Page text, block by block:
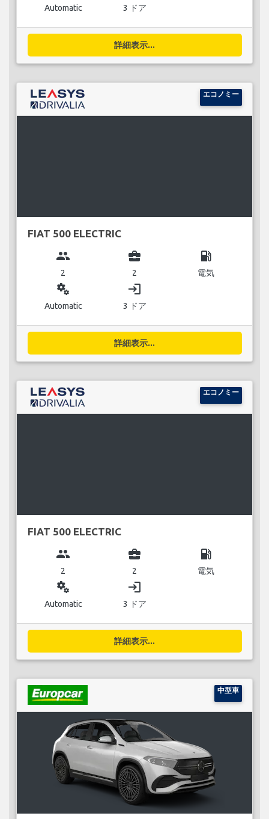
Automatic 3 ドア
詳細表示...
エコノミー
FIAT 500 ELECTRIC
group
2
business_center
2
local_gas_station
電気
miscellaneous_services
Automatic
login
3 ドア
詳細表示...
エコノミー
FIAT 500 ELECTRIC
group
2
business_center
2
local_gas_station
電気
miscellaneous_services
Automatic
login
3 ドア
詳細表示...
中型車